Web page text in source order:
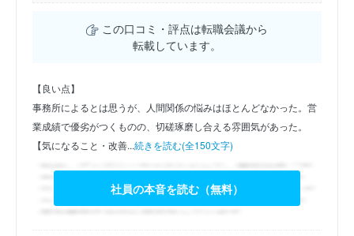
この口コミ・評点は転職会議から
転載しています。
【良い点】
事務所によるとは思うが、人間関係の悩みはほとんどなかった。営
業成績で優劣がつくものの、切磋琢磨し合える雰囲気があった。
【気になること・改善...続きを読む(全150文字)
社員の本音を読む（無料）